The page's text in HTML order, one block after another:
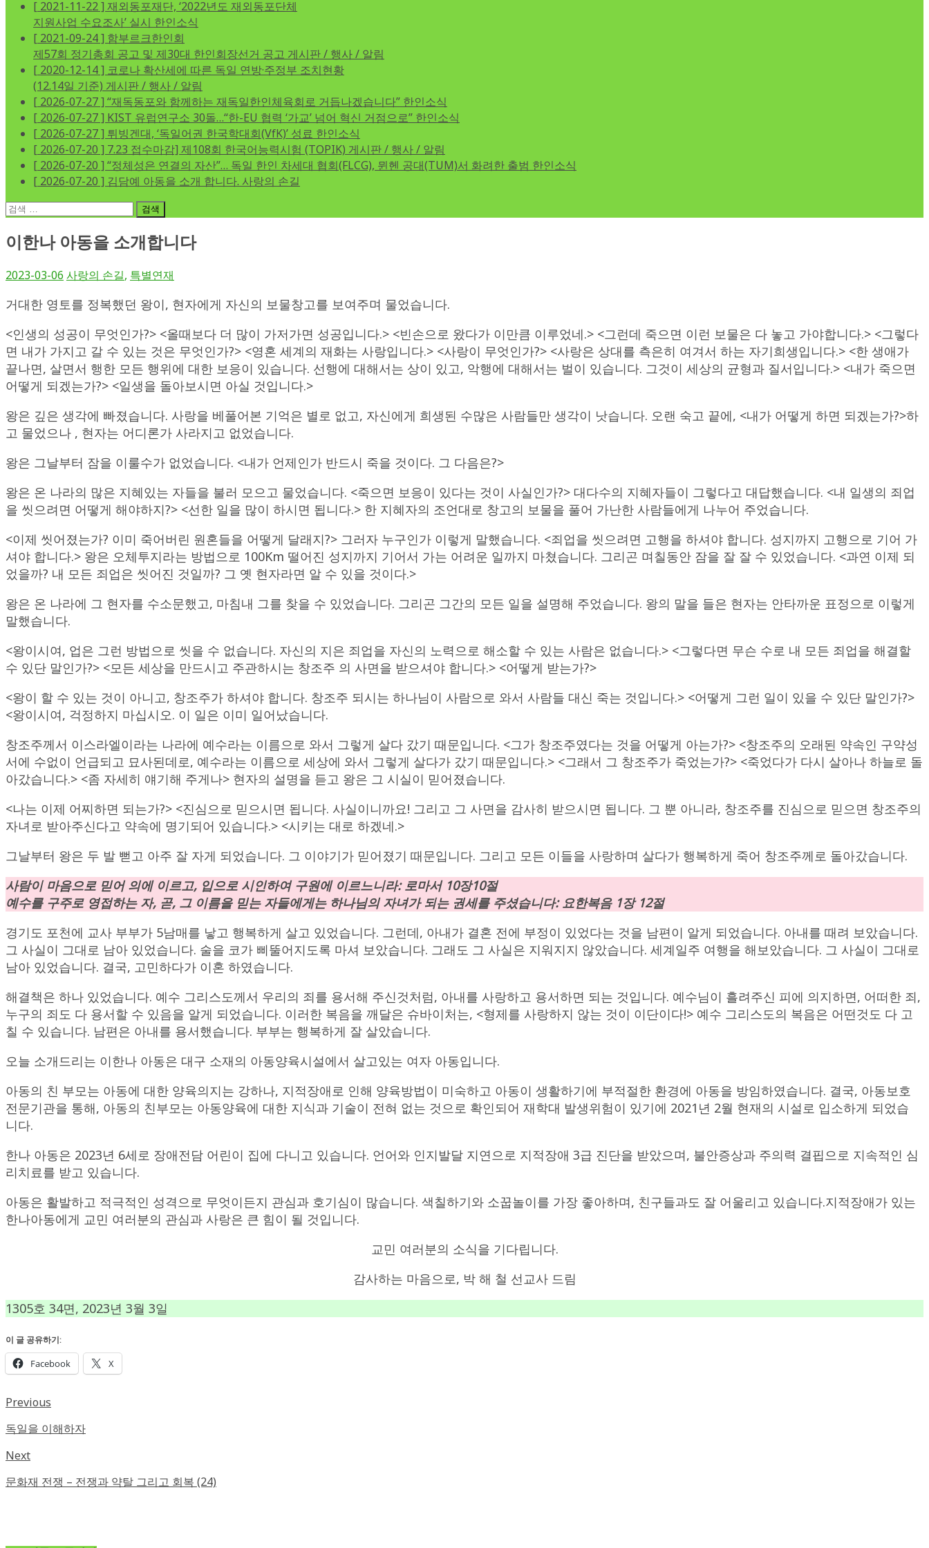
[ 2021-11-22 ] 재외동포재단, ‘2022년도 재외동포단체
지원사업 수요조사’ 실시 한인소식
[ 2021-09-24 ] 함부르크한인회
제57회 정기총회 공고 및 제30대 한인회장선거 공고 게시판 / 행사 / 알림
[ 2020-12-14 ] 코로나 확산세에 따른 독일 연방·주정부 조치현황
(12.14일 기준) 게시판 / 행사 / 알림
[ 2026-07-27 ] “재독동포와 함께하는 재독일한인체육회로 거듭나겠습니다” 한인소식
[ 2026-07-27 ] KIST 유럽연구소 30돌…“한-EU 협력 ‘가교’ 넘어 혁신 거점으로” 한인소식
[ 2026-07-27 ] 튀빙겐대, ‘독일어권 한국학대회(VfK)’ 성료 한인소식
[ 2026-07-20 ] 7.23 접수마감] 제108회 한국어능력시험 (TOPIK) 게시판 / 행사 / 알림
[ 2026-07-20 ] “정체성은 연결의 자산”… 독일 한인 차세대 협회(FLCG), 뮌헨 공대(TUM)서 화려한 출범 한인소식
[ 2026-07-20 ] 김담예 아동을 소개 합니다. 사랑의 손길
검
이한나 아동을 소개합니다
2023-03-06 사랑의 손길, 특별연재
거대한 영토를 정복했던 왕이, 현자에게 자신의 보물창고를 보여주며 물었습니다.
<인생의 성공이 무엇인가?> <올때보다 더 많이 가저가면 성공입니다.> <빈손으로 왔다가 이만큼 이루었네.> <그런데 죽으면 이런 보물은 다 놓고 가야합니다.> <그렇다
면 내가 가지고 갈 수 있는 것은 무엇인가?> <영혼 세계의 재화는 사랑입니다.> <사랑이 무엇인가?> <사랑은 상대를 측은히 여겨서 하는 자기희생입니다.> <한 생애가
끝나면, 살면서 행한 모든 행위에 대한 보응이 있습니다. 선행에 대해서는 상이 있고, 악행에 대해서는 벌이 있습니다. 그것이 세상의 균형과 질서입니다.> <내가 죽으면
어떻게 되겠는가?> <일생을 돌아보시면 아실 것입니다.>
왕은 깊은 생각에 빠졌습니다. 사랑을 베풀어본 기억은 별로 없고, 자신에게 희생된 수많은 사람들만 생각이 낫습니다. 오랜 숙고 끝에, <내가 어떻게 하면 되겠는가?>하
고 물었으나 , 현자는 어디론가 사라지고 없었습니다.
왕은 그날부터 잠을 이룰수가 없었습니다. <내가 언제인가 반드시 죽을 것이다. 그 다음은?>
왕은 온 나라의 많은 지혜있는 자들을 불러 모으고 물었습니다. <죽으면 보응이 있다는 것이 사실인가?> 대다수의 지혜자들이 그렇다고 대답했습니다. <내 일생의 죄업
을 씻으려면 어떻게 해야하지?> <선한 일을 많이 하시면 됩니다.> 한 지혜자의 조언대로 창고의 보물을 풀어 가난한 사람들에게 나누어 주었습니다.
<이제 씻어졌는가? 이미 죽어버린 원혼들을 어떻게 달래지?> 그러자 누구인가 이렇게 말했습니다. <죄업을 씻으려면 고행을 하셔야 합니다. 성지까지 고행으로 기어 가
셔야 합니다.> 왕은 오체투지라는 방법으로 100Km 떨어진 성지까지 기어서 가는 어려운 일까지 마쳤습니다. 그리곤 며칠동안 잠을 잘 잘 수 있었습니다. <과연 이제 되
었을까? 내 모든 죄업은 씻어진 것일까? 그 옛 현자라면 알 수 있을 것이다.>
왕은 온 나라에 그 현자를 수소문했고, 마침내 그를 찾을 수 있었습니다. 그리곤 그간의 모든 일을 설명해 주었습니다. 왕의 말을 들은 현자는 안타까운 표정으로 이렇게
말했습니다.
<왕이시여, 업은 그런 방법으로 씻을 수 없습니다. 자신의 지은 죄업을 자신의 노력으로 해소할 수 있는 사람은 없습니다.> <그렇다면 무슨 수로 내 모든 죄업을 해결할
수 있단 말인가?> <모든 세상을 만드시고 주관하시는 창조주 의 사면을 받으셔야 합니다.> <어떻게 받는가?>
<왕이 할 수 있는 것이 아니고, 창조주가 하셔야 합니다. 창조주 되시는 하나님이 사람으로 와서 사람들 대신 죽는 것입니다.> <어떻게 그런 일이 있을 수 있단 말인가?>
<왕이시여, 걱정하지 마십시오. 이 일은 이미 일어났습니다.
창조주께서 이스라엘이라는 나라에 예수라는 이름으로 와서 그렇게 살다 갔기 때문입니다. <그가 창조주였다는 것을 어떻게 아는가?> <창조주의 오래된 약속인 구약성
서에 수없이 언급되고 묘사된데로, 예수라는 이름으로 세상에 와서 그렇게 살다가 갔기 때문입니다.> <그래서 그 창조주가 죽었는가?> <죽었다가 다시 살아나 하늘로 돌
아갔습니다.> <좀 자세히 얘기해 주게나> 현자의 설명을 듣고 왕은 그 시실이 믿어졌습니다.
<나는 이제 어찌하면 되는가?> <진심으로 믿으시면 됩니다. 사실이니까요! 그리고 그 사면을 감사히 받으시면 됩니다. 그 뿐 아니라, 창조주를 진심으로 믿으면 창조주의
자녀로 받아주신다고 약속에 명기되어 있습니다.> <시키는 대로 하겠네.>
그날부터 왕은 두 발 뻗고 아주 잘 자게 되었습니다. 그 이야기가 믿어졌기 때문입니다. 그리고 모든 이들을 사랑하며 살다가 행복하게 죽어 창조주께로 돌아갔습니다.
사람이 마음으로 믿어 의에 이르고, 입으로 시인하여 구원에 이르느니라: 로마서 10장10절
예수를 구주로 영접하는 자, 곧, 그 이름을 믿는 자들에게는 하나님의 자녀가 되는 권세를 주셨습니다: 요한복음 1장 12절
경기도 포천에 교사 부부가 5남매를 낳고 행복하게 살고 있었습니다. 그런데, 아내가 결혼 전에 부정이 있었다는 것을 남편이 알게 되었습니다. 아내를 때려 보았습니다.
그 사실이 그대로 남아 있었습니다. 술을 코가 삐뚤어지도록 마셔 보았습니다. 그래도 그 사실은 지워지지 않았습니다. 세계일주 여행을 해보았습니다. 그 사실이 그대로
남아 있었습니다. 결국, 고민하다가 이혼 하였습니다.
해결책은 하나 있었습니다. 예수 그리스도께서 우리의 죄를 용서해 주신것처럼, 아내를 사랑하고 용서하면 되는 것입니다. 예수님이 흘려주신 피에 의지하면, 어떠한 죄,
누구의 죄도 다 용서할 수 있음을 알게 되었습니다. 이러한 복음을 깨달은 슈바이처는, <형제를 사랑하지 않는 것이 이단이다!> 예수 그리스도의 복음은 어떤것도 다 고
칠 수 있습니다. 남편은 아내를 용서했습니다. 부부는 행복하게 잘 살았습니다.
오늘 소개드리는 이한나 아동은 대구 소재의 아동양육시설에서 살고있는 여자 아동입니다.
아동의 친 부모는 아동에 대한 양육의지는 강하나, 지적장애로 인해 양육방법이 미숙하고 아동이 생활하기에 부적절한 환경에 아동을 방임하였습니다. 결국, 아동보호
전문기관을 통해, 아동의 친부모는 아동양육에 대한 지식과 기술이 전혀 없는 것으로 확인되어 재학대 발생위험이 있기에 2021년 2월 현재의 시설로 입소하게 되었습
니다.
한나 아동은 2023년 6세로 장애전담 어린이 집에 다니고 있습니다. 언어와 인지발달 지연으로 지적장애 3급 진단을 받았으며, 불안증상과 주의력 결핍으로 지속적인 심
리치료를 받고 있습니다.
아동은 활발하고 적극적인 성격으로 무엇이든지 관심과 호기심이 많습니다. 색칠하기와 소꿉놀이를 가장 좋아하며, 친구들과도 잘 어울리고 있습니다.지적장애가 있는
한나아동에게 교민 여러분의 관심과 사랑은 큰 힘이 될 것입니다.
교민 여러분의 소식을 기다립니다.
감사하는 마음으로, 박 해 철 선교사 드림
1305호 34면, 2023년 3월 3일
이 글 공유하기:
Facebook X
Previous
독일을 이해하자
Next
문화재 전쟁 – 전쟁과 약탈 그리고 회복 (24)